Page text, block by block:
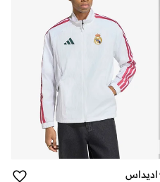
اديداس